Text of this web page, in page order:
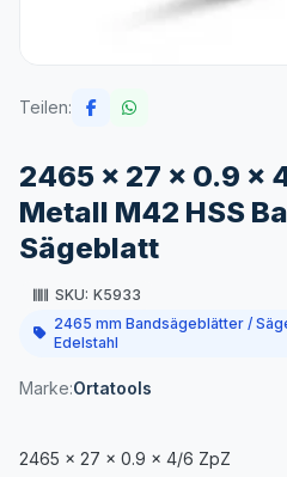
Teilen:
2465 x 27 x 0.9 x
Metall M42 HSS
Sägeblatt
SKU: K5933
2465 mm Bandsägeblätter /
Edelstahl
Marke:Ortatools